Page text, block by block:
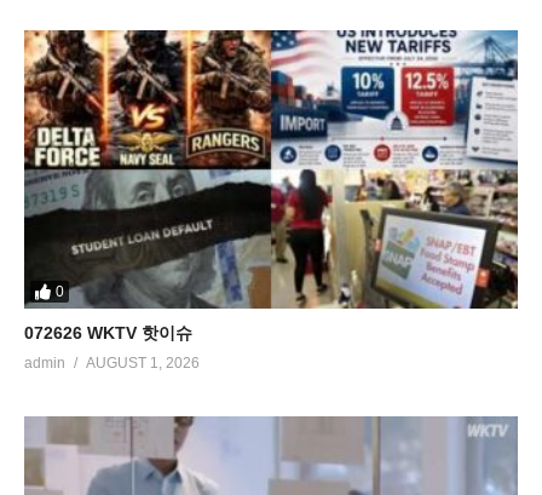
0
072626 WKTV 핫이슈
admin AUGUST 1, 2026